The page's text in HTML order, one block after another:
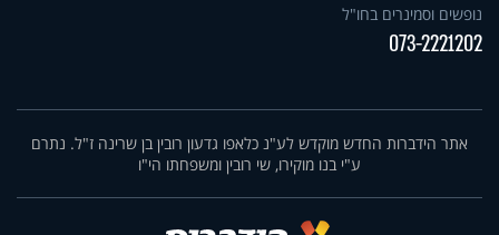
נופשים וסמינרים בחו"ל
073-2221202
אתר הידברות החדש מוקדש לע"נ כלאפו גדעון רובין בן שרינה ז"ל. נתרם
ע"י בנו מוקירו, שי רובין ומשפחתו הי"ו